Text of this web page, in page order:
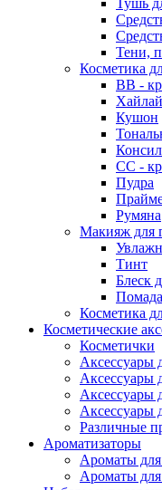
Тени,
Косметика
ВВ -
Кушон
СС -
Пудра
Румяна
Макияж для
Тинт
Блеск
Косметика
Косметические
Косметички
Аксессуары
Аксессуары
Аксессуары
Аксессуары
Различные
Ароматизаторы
Ароматы
Ароматы для